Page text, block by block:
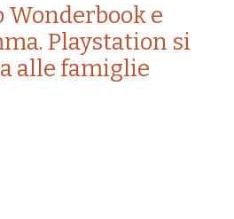
e
Playstation si
alle famiglie